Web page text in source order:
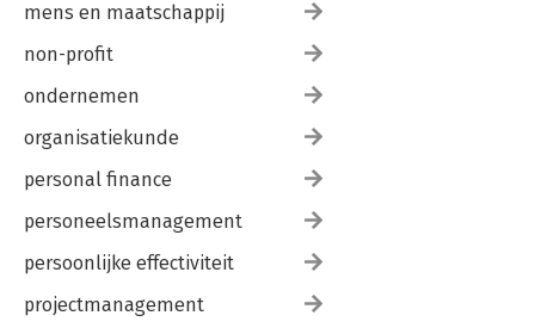
mens en maatschappij
non-profit
ondernemen
organisatiekunde
personal finance
personeelsmanagement
persoonlijke effectiviteit
projectmanagement